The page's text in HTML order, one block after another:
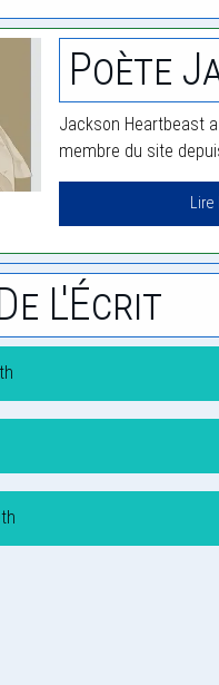
Poète
Jackson Heartbeast
membre du site
L'Écrit